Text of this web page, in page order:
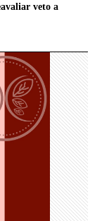
veto a